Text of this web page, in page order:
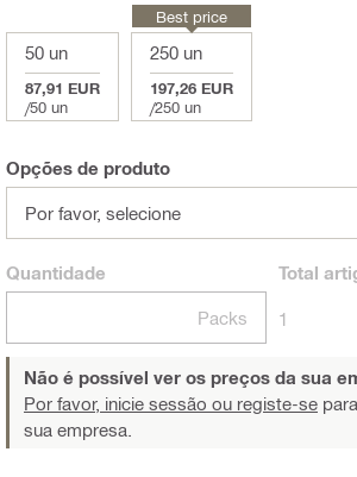
50 un
87,91 EUR
/50 un
250 un
197,26 EUR
/250 un
Best price
Opções de produto
Por favor, selecione
Quantidade
Packs
Total
1
Não é possível ver os preços da sua
Por favor, inicie sessão ou registe-se
sua empresa.